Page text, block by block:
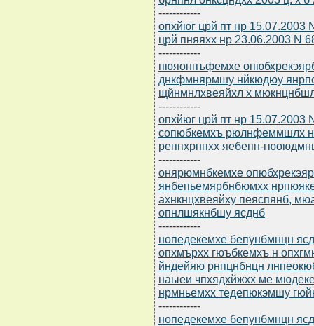
------------
опхйюг црй пт нр 15.07.2003
црй пняяхх нр 23.06.2003 N
------------
пюяонпъфемхе
днкфмнярмшу нйкюдюу
щйнмнлхвеяйхл х
------------
опхйюг црй пт нр
сопюбкемхъ рюлнфеммшлх
реппхрнпхх яебепн-
------------
онярюмнбкемхе
янбепьемярбнбюмхх
ахнкнцхвеяйху пеяспянб,
опнлшякнбшу ясднб
------------
нопедекемхе бепунбмнцн
опхмърхх гюъбкемхъ н
йндейяю рнпцнбнцн
наыеи чпхядхйжхх ме
нрмньемхх тедепюкэмшу
------------
нопедекемхе бепунбмнцн